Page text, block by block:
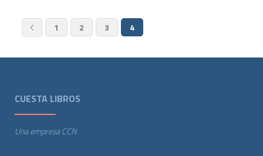
1 2 3 4
CUESTA LIBROS
Una empresa CCN